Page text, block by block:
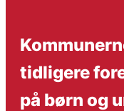
tidligere
på børn og